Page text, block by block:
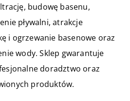
budowę basenu,
pływalni, atrakcje
i ogrzewanie basenowe oraz
wody. Sklep gwarantuje
doradztwo oraz
produktów.